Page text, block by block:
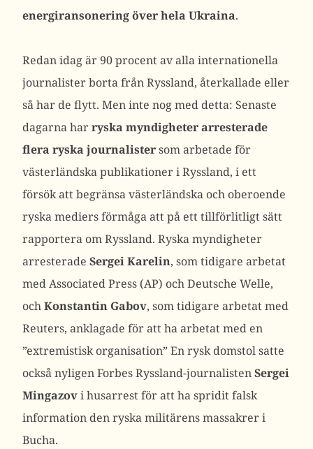
energiransonering över hela Ukraina.
Redan idag är 90 procent av alla internationella
journalister borta från Ryssland, återkallade eller
så har de flytt. Men inte nog med detta: Senaste
dagarna harryska myndigheter arresterade
flera ryska journalistersom arbetade för
västerländska publikationer i Ryssland, i ett
försök att begränsa västerländska och oberoende
ryska mediers förmåga att på ett tillförlitligt sätt
rapportera om Ryssland. Ryska myndigheter
arresterade Sergei Karelin, som tidigare arbetat
med Associated Press (AP) och Deutsche Welle,
ochKonstantin Gabov, som tidigare arbetat med
Reuters, anklagade för att ha arbetat med en
”extremistisk organisation” En rysk domstol satte
också nyligen Forbes Ryssland-journalistenSergei
Mingazovi husarrest för att ha spridit falsk
information den ryska militärens massakrer i
Bucha.